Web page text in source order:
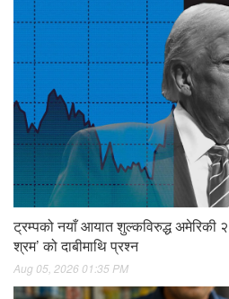
ट्रम्पको नयाँ आयात शुल्कविरुद्ध अमेरिकी
श्रम’ को दाबीमाथि प्रश्न
Aug 05, 2026 01:35 PM